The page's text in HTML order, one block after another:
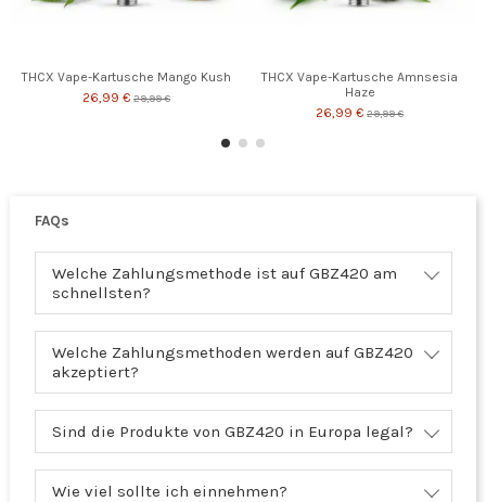
THCX Vape-Kartusche Mango Kush
26,99 € 29,99 €
THCX Vape-Kartusche Amnsesia
Haze
26,99 € 29,99 €
FAQs
Welche Zahlungsmethode ist auf GBZ420 am
schnellsten?
Welche Zahlungsmethoden werden auf GBZ420
akzeptiert?
Sind die Produkte von GBZ420 in Europa legal?
Wie viel sollte ich einnehmen?